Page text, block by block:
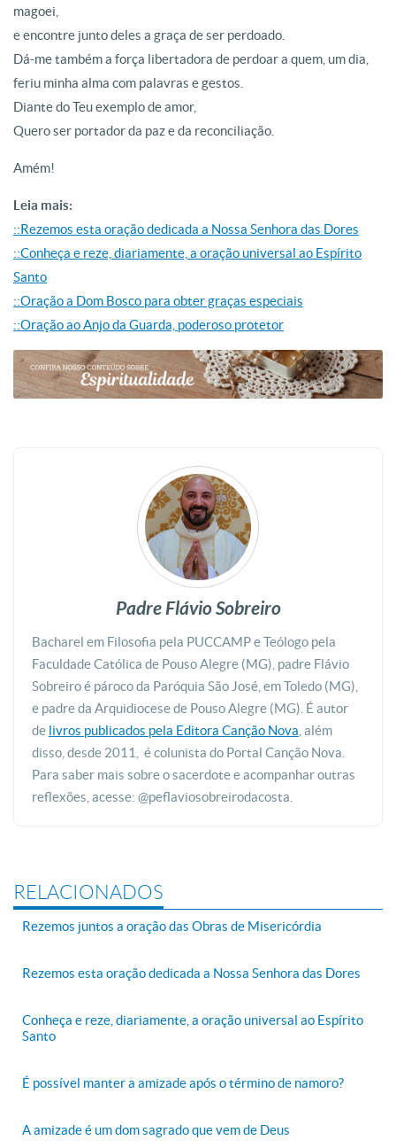
magoei,
e encontre junto deles a graça de ser perdoado.
Dá-me também a força libertadora de perdoar a quem, um dia,
feriu minha alma com palavras e gestos.
Diante do Teu exemplo de amor,
Quero ser portador da paz e da reconciliação.
Amém!
Leia mais:
::Rezemos esta oração dedicada a Nossa Senhora das Dores
::Conheça e reze, diariamente, a oração universal ao Espírito
Santo
::Oração a Dom Bosco para obter graças especiais
::Oração ao Anjo da Guarda, poderoso protetor
Padre Flávio Sobreiro
Bacharel em Filosofia pela PUCCAMP e Teólogo pela
Faculdade Católica de Pouso Alegre (MG), padre Flávio
Sobreiro é pároco da Paróquia São José, em Toledo (MG),
e padre da Arquidiocese de Pouso Alegre (MG). É autor
de livros publicados pela Editora Canção Nova , além
disso, desde 2011, é colunista do Portal Canção Nova.
Para saber mais sobre o sacerdote e acompanhar outras
reflexões, acesse: @peflaviosobreirodacosta.
RELACIONADOS
Rezemos juntos a oração das Obras de Misericórdia
Rezemos esta oração dedicada a Nossa Senhora das Dores
Conheça e reze, diariamente, a oração universal ao Espírito
Santo
É possível manter a amizade após o término de namoro?
A amizade é um dom sagrado que vem de Deus